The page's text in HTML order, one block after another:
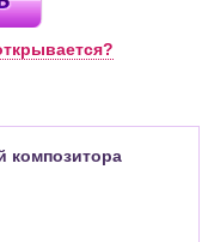
композитора